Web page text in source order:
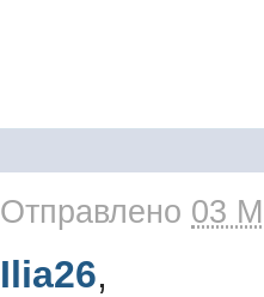
Отправлено 03
Ilia26,